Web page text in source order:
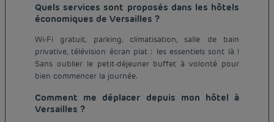
Quels services sont proposés dans les hôtels
économiques de Versailles ?
Wi-Fi gratuit, parking, climatisation, salle de bain
privative, télévision écran plat : les essentiels sont là !
Sans oublier le petit-déjeuner buffet à volonté pour
bien commencer la journée.
Comment me déplacer depuis mon hôtel à
Versailles ?